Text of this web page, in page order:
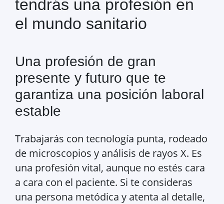
tendrás una profesión en
el mundo sanitario
Una profesión de gran
presente y futuro que te
garantiza una posición laboral
estable
Trabajarás con tecnología punta, rodeado
de microscopios y análisis de rayos X. Es
una profesión vital, aunque no estés cara
a cara con el paciente. Si te consideras
una persona metódica y atenta al detalle,